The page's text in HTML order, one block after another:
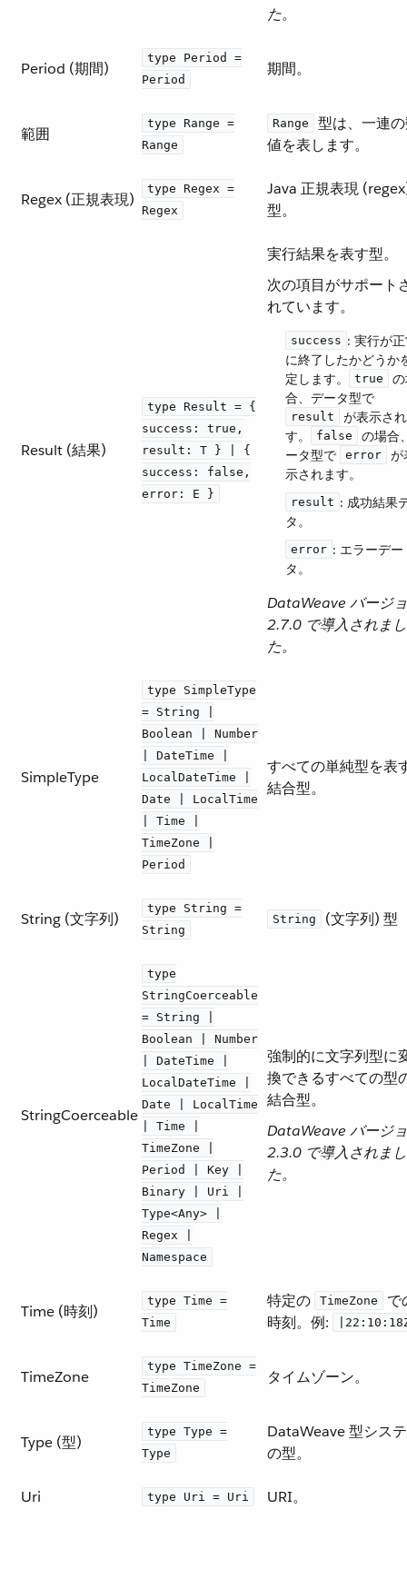
た。
Period (期間)
type Period =
Period
期間。
範囲
type Range =
Range
Range
型は、一連
値を表します。
Regex (正規表現)
type Regex =
Regex
Java 正規表現
型。
Result (結果)
type Result = {
success: true,
result: T } | {
success: false,
error: E }
実行結果を表す型。
次の項目がサポート
れています。
success ​: 実行が
に終了したかどうか
定します。​
true
合、データ型で ​
result
が表示さ
す。​
false
の場合
ータ型で ​
error
示されます。
result ​: 成功結果
タ。
error ​: エラーデー
タ。
DataWeave バージ
2.7.0 で導入されまし
た。
SimpleType
type SimpleType
= String |
Boolean | Number
| DateTime |
LocalDateTime |
Date | LocalTime
| Time |
TimeZone |
Period
すべての単純型を表
結合型。
String (文字列)
type String =
String
String ​ (文字列) 型
StringCoerceable
type
StringCoerceable
= String |
Boolean | Number
| DateTime |
LocalDateTime |
Date | LocalTime
| Time |
TimeZone |
Period | Key |
Binary | Uri |
Type<Any> |
Regex |
Namespace
強制的に文字列型に
換できるすべての型
結合型。
DataWeave バージ
2.3.0 で導入されまし
た。
Time (時刻)
type Time =
Time
特定の ​ TimeZone
で
時刻。例:
TimeZone
type TimeZone =
TimeZone
タイムゾーン。
Type (型)
type Type =
Type
DataWeave 型シス
の型。
Uri type Uri = Uri URI。